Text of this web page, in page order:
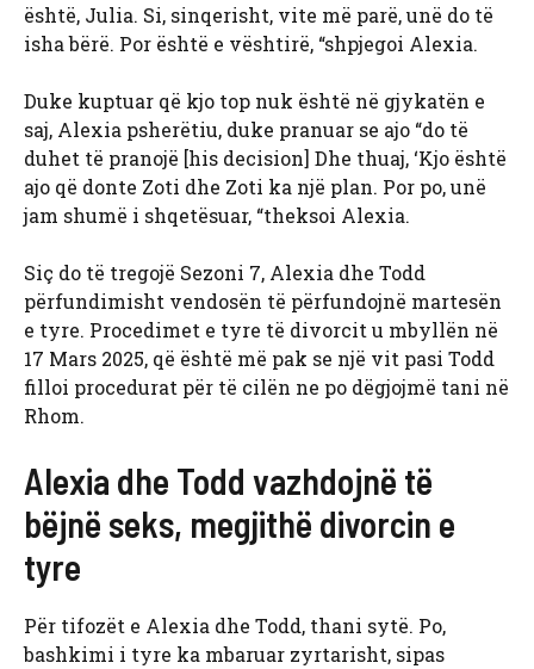
është, Julia. Si, sinqerisht, vite më parë, unë do të
isha bërë. Por është e vështirë, “shpjegoi Alexia.
Duke kuptuar që kjo top nuk është në gjykatën e
saj, Alexia psherëtiu, duke pranuar se ajo “do të
duhet të pranojë [his decision] Dhe thuaj, ‘Kjo është
ajo që donte Zoti dhe Zoti ka një plan. Por po, unë
jam shumë i shqetësuar, “theksoi Alexia.
Siç do të tregojë Sezoni 7, Alexia dhe Todd
përfundimisht vendosën të përfundojnë martesën
e tyre. Procedimet e tyre të divorcit u mbyllën në
17 Mars 2025, që është më pak se një vit pasi Todd
filloi procedurat për të cilën ne po dëgjojmë tani në
Rhom.
Alexia dhe Todd vazhdojnë të
bëjnë seks, megjithë divorcin e
tyre
Për tifozët e Alexia dhe Todd, thani sytë. Po,
bashkimi i tyre ka mbaruar zyrtarisht, sipas